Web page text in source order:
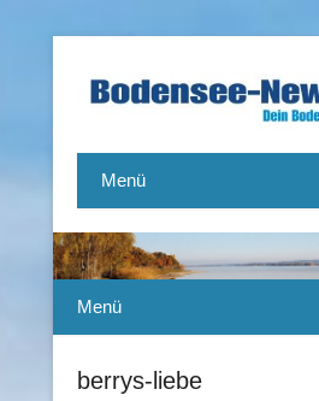
Bodensee-
Menü
Menü
berrys-liebe